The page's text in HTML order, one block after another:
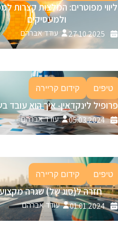
ליווי מפוטרים: המלצות קצרות
ולמעסיקים
27.10.2025 עודד אברהם
טיפים קידום קריירה
פרופיל לינקדאין- איך הוא עובד
05.03.2024 עודד אברהם
טיפים קידום קריירה
חזרה ל(סוג של) שגרה
01.01.2024 עודד אברהם